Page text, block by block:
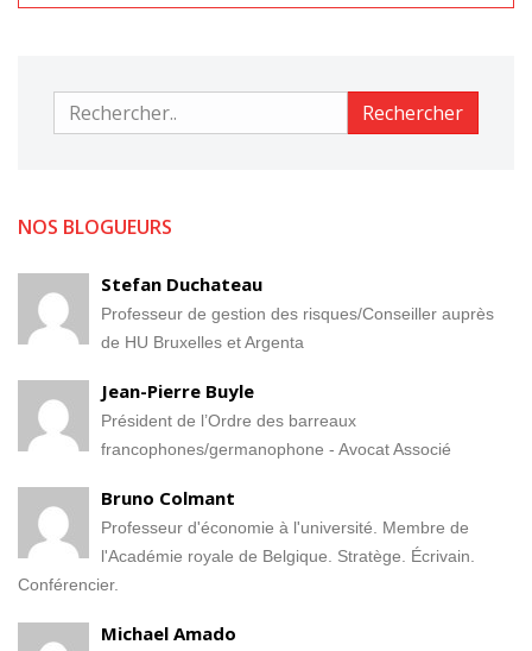
Rechercher Rechercher
NOS BLOGUEURS
Stefan Duchateau
Professeur de gestion des risques/Conseiller auprès
de HU Bruxelles et Argenta
Jean-Pierre Buyle
Président de l’Ordre des barreaux
francophones/germanophone - Avocat Associé
Bruno Colmant
Professeur d'économie à l'université. Membre de
l'Académie royale de Belgique. Stratège. Écrivain.
Conférencier.
Michael Amado